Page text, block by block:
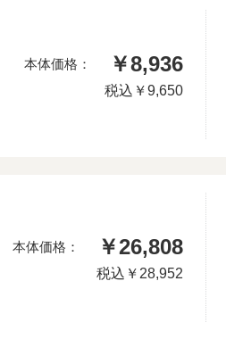
本体価格： ￥8,936
税込 ￥9,650
本体価格： ￥26,808
税込 ￥28,952